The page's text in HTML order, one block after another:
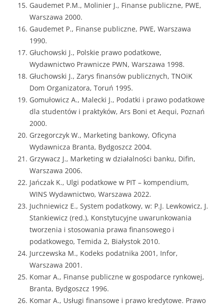
Gaudemet P.M., Molinier J., Finanse publiczne, PWE,
Warszawa 2000.
Gaudemet P., Finanse publiczne, PWE, Warszawa
1990.
Głuchowski J., Polskie prawo podatkowe,
Wydawnictwo Prawnicze PWN, Warszawa 1998.
Głuchowski J., Zarys finansów publicznych, TNOiK
Dom Organizatora, Toruń 1995.
Gomułowicz A., Malecki J., Podatki i prawo podatkowe
dla studentów i praktyków, Ars Boni et Aequi, Poznań
2000.
Grzegorczyk W., Marketing bankowy, Oficyna
Wydawnicza Branta, Bydgoszcz 2004.
Grzywacz J., Marketing w działalności banku, Difin,
Warszawa 2006.
Jańczak K., Ulgi podatkowe w PIT – kompendium,
WINS Wydawnictwo, Warszawa 2022.
Juchniewicz E., System podatkowy, w: P.J. Lewkowicz, J.
Stankiewicz (red.), Konstytucyjne uwarunkowania
tworzenia i stosowania prawa finansowego i
podatkowego, Temida 2, Białystok 2010.
Jurczewska M., Kodeks podatnika 2001, Infor,
Warszawa 2001.
Komar A., Finanse publiczne w gospodarce rynkowej,
Branta, Bydgoszcz 1996.
Komar A., Usługi finansowe i prawo kredytowe. Prawo